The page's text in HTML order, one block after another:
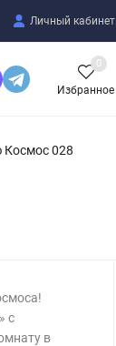
Личный кабинет
Избранное
0
Космос 028
с
в